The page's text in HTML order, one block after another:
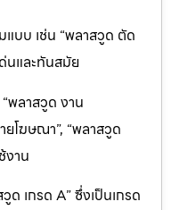
แบบ เช่น “พลาสวูด ตัด
นและทันสมัย
พลาสวูด งาน
ยโฆษณา”, “พลาสวูด
งาน
ด เกรด A” ซึ่งเป็นเกรด